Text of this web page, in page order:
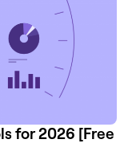
PORTUGUÊS
ESPAÑOL
for 2026 [Free